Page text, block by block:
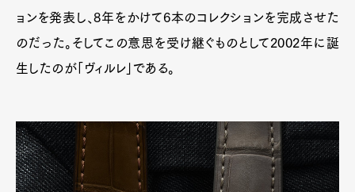
ョンを発表し、8年をかけて6本のコレクションを完成させた
のだった。そしてこの意思を受け継ぐものとして2002年に誕
生したのが「ヴィルレ」である。